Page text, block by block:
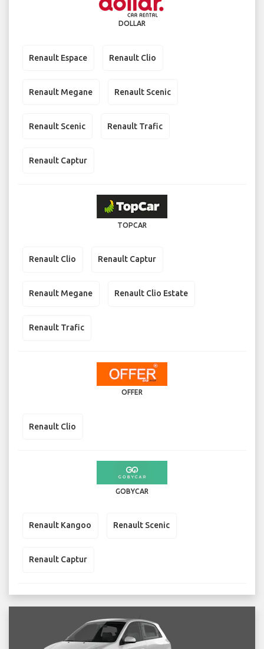
DOLLAR
Renault Espace Renault Clio
Renault Megane Renault Scenic
Renault Scenic Renault Trafic
Renault Captur
TOPCAR
Renault Clio Renault Captur
Renault Megane Renault Clio Estate
Renault Trafic
OFFER
Renault Clio
GOBYCAR
Renault Kangoo Renault Scenic
Renault Captur